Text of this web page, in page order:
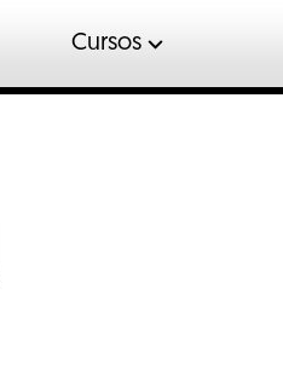
Cursos